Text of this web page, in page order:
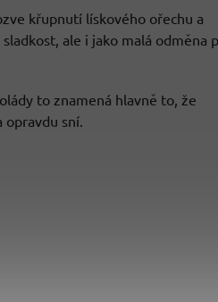
křupnutí lískového ořechu a
ale i jako malá odměna
to znamená hlavně to, že
sní.